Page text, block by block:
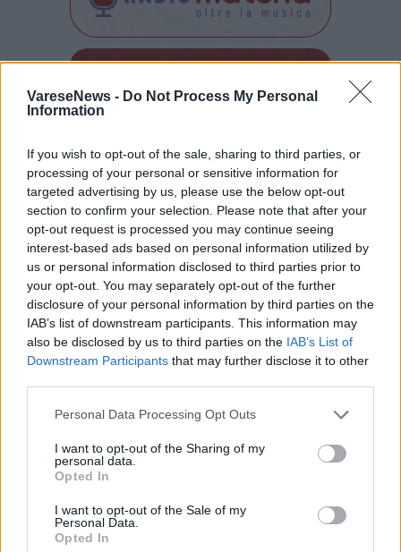
VareseNews - Do Not Process My Personal
Information
If you wish to opt-out of the sale, sharing to third parties, or
processing of your personal or sensitive information for
targeted advertising by us, please use the below opt-out
section to confirm your selection. Please note that after your
opt-out request is processed you may continue seeing
interest-based ads based on personal information utilized by
us or personal information disclosed to third parties prior to
your opt-out. You may separately opt-out of the further
disclosure of your personal information by third parties on the
IAB’s list of downstream participants. This information may
also be disclosed by us to third parties on the IAB’s List of
Downstream Participants that may further disclose it to other
Personal Data Processing Opt Outs
I want to opt-out of the Sharing of my
personal data.
Opted In
I want to opt-out of the Sale of my
Personal Data.
Opted In
Tutti gli eventi
Redazione VareseNews
redazione@varesenews.it
Noi della redazione di VareseNews crediamo che
una buona informazione contribuisca a migliorare
la vita di tutti. Ogni giorno lavoriamo cercando di
stimolare curiosità e spirito critico.
Abbonati a VareseNews
PIÙ INFORMAZIONI SU
acinque
busto arsizio varese
LEGGI GLI ALTRI ARTICOLI DI